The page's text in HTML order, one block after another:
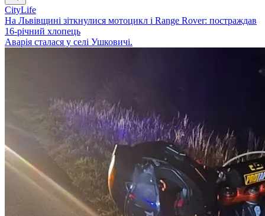
CityLife
На Львівщині зіткнулися мотоцикл і Range Rover: постраждав
16-річний хлопець
Аварія сталася у селі Ушковичі.